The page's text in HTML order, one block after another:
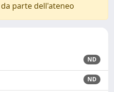
parte dell'ateneo
ND
ND